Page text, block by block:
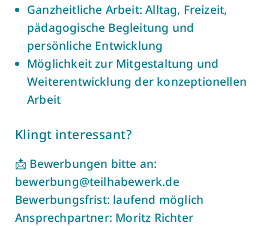
Ganzheitliche Arbeit: Alltag, Freizeit,
pädagogische Begleitung und
persönliche Entwicklung
Möglichkeit zur Mitgestaltung und
Weiterentwicklung der konzeptionellen
Arbeit
Klingt interessant?
📩 Bewerbungen bitte an:
bewerbung@teilhabewerk.de
Bewerbungsfrist: laufend möglich
Ansprechpartner: Moritz Richter